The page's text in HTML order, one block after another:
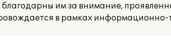
им за внимание,
в рамках информационно-